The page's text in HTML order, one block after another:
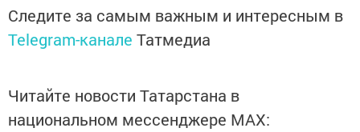
Следите за самым важным и интересным в
Telegram-канале Татмедиа
Читайте новости Татарстана в
национальном мессенджере MАХ: